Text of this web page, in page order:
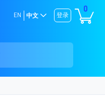
0
登录
EN 中文